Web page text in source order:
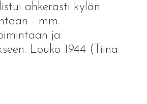
ahkerasti kylän
- mm.
ja
Louko 1944 (Tiina